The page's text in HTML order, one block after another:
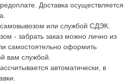
Доставка осуществляется
или службой СДЭК.
- забрать заказ можно лично из
самостоятельно оформить
вам службой.
автоматически, в